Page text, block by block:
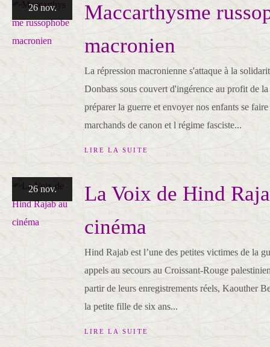
26 nov.
Maccarthysme
macronien
La répression macronienne s'attaque à la
Donbass sous couvert d'ingérence au profit de
préparer la guerre et envoyer nos enfants se
marchands de canon et l régime fasciste...
LIRE LA SUITE
26 nov.
La Voix de Hind
cinéma
Hind Rajab est l’une des petites victimes de la
appels au secours au Croissant-Rouge
partir de leurs enregistrements réels, Kaouther
la petite fille de six ans...
LIRE LA SUITE